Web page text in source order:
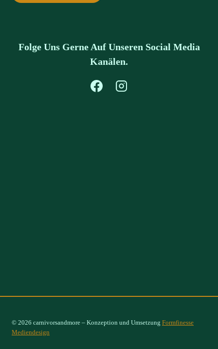
Folge Uns Gerne Auf Unseren Social Media
Kanälen.
© 2026 carnivorsandmore – Konzeption und Umsetzung Formfinesse
Mediendesign